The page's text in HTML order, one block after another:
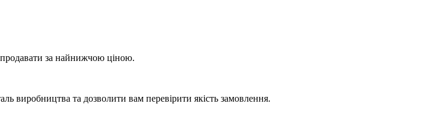
за найнижчою ціною.
виробництва та дозволити вам перевірити якість замовлення.